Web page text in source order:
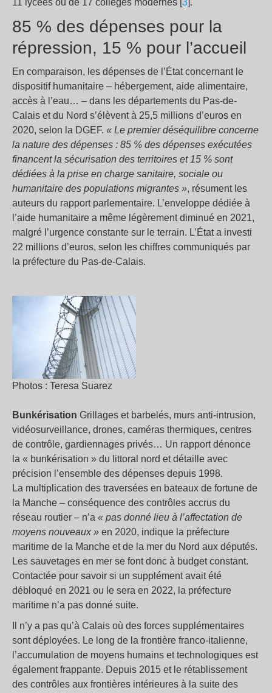
11 lycées ou de 17 collèges modernes [ 3 ].
85 % des dépenses pour la
répression, 15 % pour l’accueil
En comparaison, les dépenses de l’État concernant le
dispositif humanitaire – hébergement, aide alimentaire,
accès à l’eau… – dans les départements du Pas-de-
Calais et du Nord s’élèvent à 25,5 millions d’euros en
2020, selon la DGEF. « Le premier déséquilibre concerne
la nature des dépenses : 85 % des dépenses exécutées
financent la sécurisation des territoires et 15 % sont
dédiées à la prise en charge sanitaire, sociale ou
humanitaire des populations migrantes », résument les
auteurs du rapport parlementaire. L’enveloppe dédiée à
l’aide humanitaire a même légèrement diminué en 2021,
malgré l’urgence constante sur le terrain. L’État a investi
22 millions d’euros, selon les chiffres communiqués par
la préfecture du Pas-de-Calais.
Photos : Teresa Suarez
Bunkérisation Grillages et barbelés, murs anti-intrusion,
vidéosurveillance, drones, caméras thermiques, centres
de contrôle, gardiennages privés… Un rapport dénonce
la « bunkérisation » du littoral nord et détaille avec
précision l’ensemble des dépenses depuis 1998.
La multiplication des traversées en bateaux de fortune de
la Manche – conséquence des contrôles accrus du
réseau routier – n’a « pas donné lieu à l’affectation de
moyens nouveaux » en 2020, indique la préfecture
maritime de la Manche et de la mer du Nord aux députés.
Les sauvetages en mer se font donc à budget constant.
Contactée pour savoir si un supplément avait été
débloqué en 2021 ou le sera en 2022, la préfecture
maritime n’a pas donné suite.
Il n’y a pas qu’à Calais où des forces supplémentaires
sont déployées. Le long de la frontière franco-italienne,
l’accumulation de moyens humains et technologiques est
également frappante. Depuis 2015 et le rétablissement
des contrôles aux frontières intérieures à la suite des